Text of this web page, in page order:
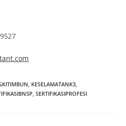
KESELAMATANK3
SERTIFIKASIPROFESI